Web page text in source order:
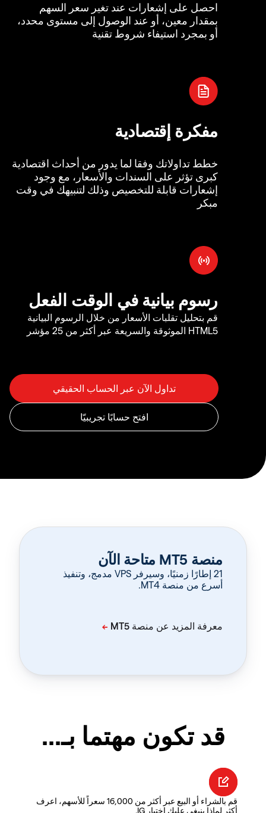
احصل على إشعارات عند تغير سعر السهم
بمقدار معين، أو عند الوصول إلى مستوى محدد،
أو بمجرد استيفاء شروط تقنية
مفكرة إقتصادية
خطط تداولاتك وفقا لما يدور من أحداث اقتصادية
كبرى تؤثر على السندات والأسعار، مع وجود
إشعارات قابلة للتخصيص وذلك لتنبيهك في وقت
مبكر
رسوم بيانية في الوقت الفعل
قم بتحليل تقلبات الأسعار من خلال الرسوم البيانية
HTML5 الموثوقة والسريعة عبر أكثر من 25 مؤشر
منصة MT5 متاحة الآن
‏21 إطارًا زمنيًا، وسيرفر VPS مدمج، وتنفيذ
أسرع من منصة MT4.
قد تكون مهتما بـ...
قم بالشراء أو البيع عبر أكثر من 16,000 سعراً للأسهم، اعرف
أكثر لماذا ينبغي عليك اختيار IG.